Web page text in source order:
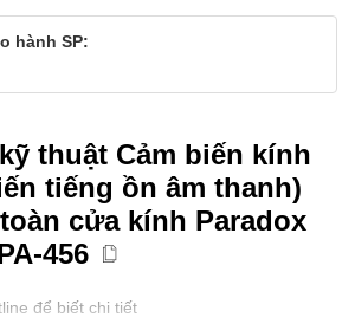
hành SP:
thuật Cảm biến kính
tiếng ồn âm thanh)
cửa kính Paradox
456
để biết chi tiết